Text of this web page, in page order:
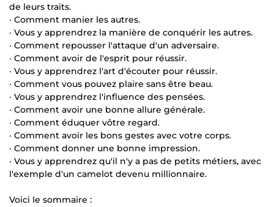
de leurs traits.
· Comment manier les autres.
· Vous y apprendrez la manière de conquérir les autres.
· Comment repousser l'attaque d'un adversaire.
· Comment avoir de l'esprit pour réussir.
· Vous y apprendrez l'art d'écouter pour réussir.
· Comment vous pouvez plaire sans être beau.
· Vous y apprendrez l'influence des pensées.
· Comment avoir une bonne allure générale.
· Comment éduquer vôtre regard.
· Comment avoir les bons gestes avec votre corps.
· Comment donner une bonne impression.
· Vous y apprendrez qu'il n'y a pas de petits métiers, avec
l'exemple d'un camelot devenu millionnaire.
Voici le sommaire :